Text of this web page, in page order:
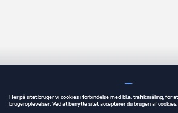
Her på sitet bruger vi cookies i forbindelse med bl.a. trafikmåling, for
brugeroplevelser. Ved at benytte sitet accepterer du brugen af